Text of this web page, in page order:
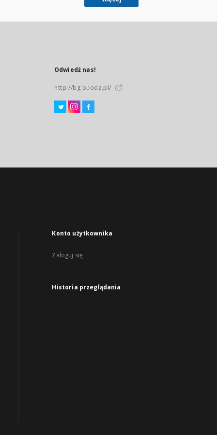
Odwiedź nas!
http://bg.p.lodz.pl/
Konto użytkownika
Zaloguj się
Historia przeglądania